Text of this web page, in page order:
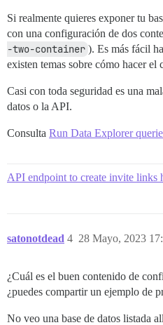
Si realmente quieres exponer tu
con una configuración de dos
-two-container ). Es más fácil
existen temas sobre cómo hacer el
Casi con toda seguridad es una
datos o la API.
Consulta Run Data Explorer
API endpoint to create invite links
satonotdead 28 Mayo, 2023
4
¿Cuál es el buen contenido de
¿puedes compartir un ejemplo de
No veo una base de datos listada